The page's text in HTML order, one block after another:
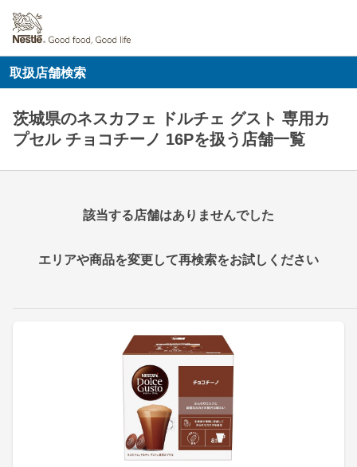
取扱店舗検索
茨城県のネスカフェ ドルチェ グスト 専用カ
プセル チョコチーノ 16Pを扱う店舗一覧
該当する店舗はありませんでした
エリアや商品を変更して再検索をお試しください